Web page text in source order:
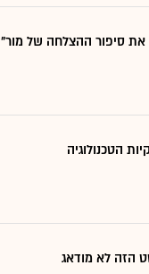
סיפור ההצלחה של מור"
הזה לא מודאג